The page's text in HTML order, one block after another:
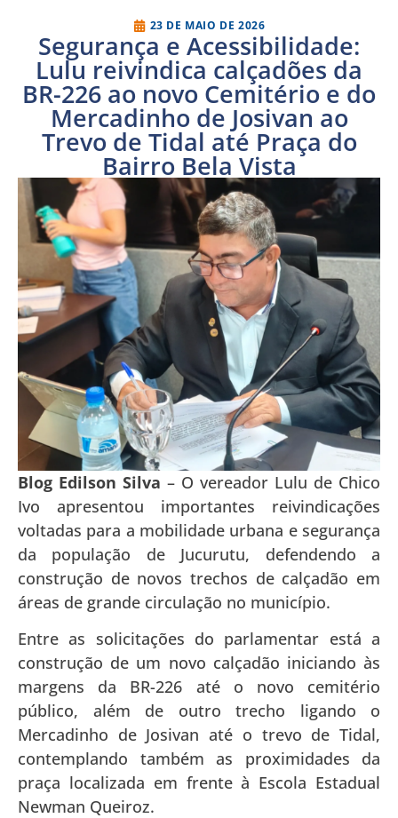
23 DE MAIO DE 2026
Segurança e Acessibilidade:
Lulu reivindica calçadões da
BR-226 ao novo Cemitério e do
Mercadinho de Josivan ao
Trevo de Tidal até Praça do
Bairro Bela Vista
Blog Edilson Silva – O vereador Lulu de Chico
Ivo apresentou importantes reivindicações
voltadas para a mobilidade urbana e segurança
da população de Jucurutu, defendendo a
construção de novos trechos de calçadão em
áreas de grande circulação no município.
Entre as solicitações do parlamentar está a
construção de um novo calçadão iniciando às
margens da BR-226 até o novo cemitério
público, além de outro trecho ligando o
Mercadinho de Josivan até o trevo de Tidal,
contemplando também as proximidades da
praça localizada em frente à Escola Estadual
Newman Queiroz.